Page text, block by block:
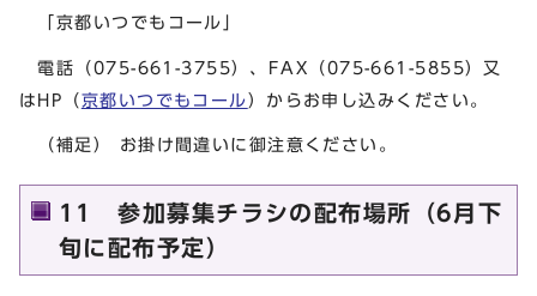
「京都いつでもコール」
電話（075-661-3755）、FAX（075-661-5855）又
はHP（京都いつでもコール）からお申し込みください。
（補足） お掛け間違いに御注意ください。
11 参加募集チラシの配布場所（6月下
旬に配布予定）